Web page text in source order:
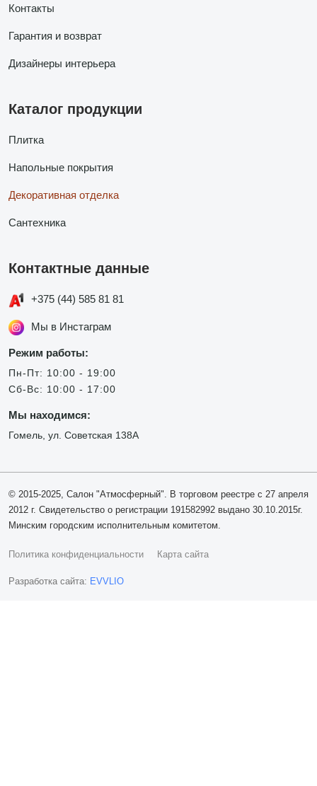
Контакты
Гарантия и возврат
Дизайнеры интерьера
Каталог продукции
Плитка
Напольные покрытия
Декоративная отделка
Сантехника
Контактные данные
+375 (44) 585 81 81
Мы в Инстаграм
Режим работы:
Пн-Пт: 10:00 - 19:00
Сб-Вс: 10:00 - 17:00
Мы находимся:
Гомель, ул. Советская 138А
© 2015-2025, Салон "Атмосферный". В торговом реестре с 27 апреля
2012 г. Свидетельство о регистрации 191582992 выдано 30.10.2015г.
Минским городским исполнительным комитетом.
Политика конфиденциальности Карта сайта
Разработка сайта: EVVLIO